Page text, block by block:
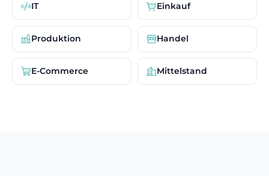
IT Einkauf
Produktion Handel
E-Commerce Mittelstand